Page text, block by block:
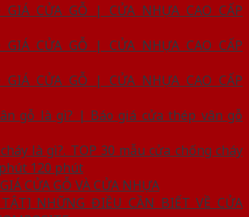
GIÁ CỬA GỖ | CỬA NHỰA CAO CẤP
GIÁ CỬA GỖ | CỬA NHỰA CAO CẤP
GIÁ CỬA GỖ | CỬA NHỰA CAO CẤP
gỗ là gì? | Báo giá cửa thép vân gỗ
là gì?. TOP 30 mẫu cửa chống cháy
120 phút
CỬA GỖ VÀ CỬA NHỰA
NHỮNG ĐIỀU CẦN BIẾT VỀ CỬA